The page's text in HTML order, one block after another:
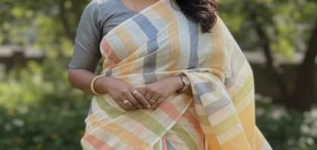
Image credits: Pinterest